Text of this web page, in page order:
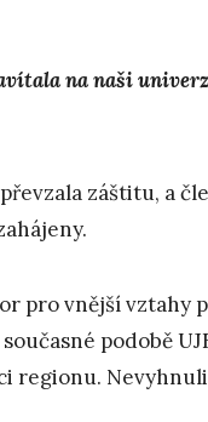
na naši
záštitu, a
pro vnější vztahy
podobě
regionu.